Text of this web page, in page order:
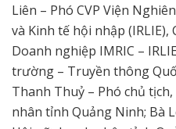
Liên – Phó CVP Viện
và Kinh tế hội nhập (IRLIE),
Doanh nghiệp IMRIC –
trường – Truyền thông
Thanh Thuỷ – Phó chủ
nhân tỉnh Quảng Ninh; Bà